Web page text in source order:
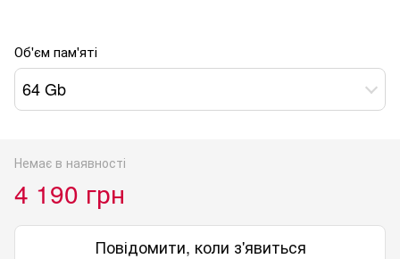
Об'єм пам'яті
64 Gb
Немає в наявності
4 190 грн
Повідомити, коли з'явиться